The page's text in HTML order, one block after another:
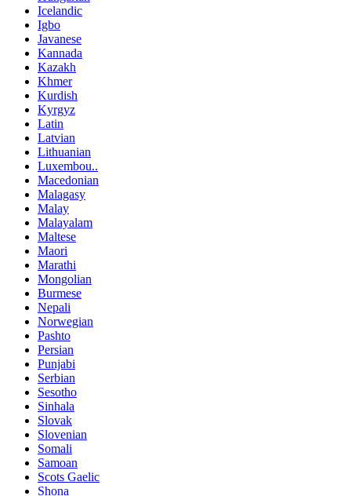
Icelandic
Igbo
Javanese
Kannada
Kazakh
Khmer
Kurdish
Kyrgyz
Latin
Latvian
Lithuanian
Luxembou..
Macedonian
Malagasy
Malay
Malayalam
Maltese
Maori
Marathi
Mongolian
Burmese
Nepali
Norwegian
Pashto
Persian
Punjabi
Serbian
Sesotho
Sinhala
Slovak
Slovenian
Somali
Samoan
Scots Gaelic
Shona